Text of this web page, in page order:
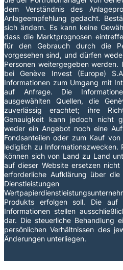
dem Verständnis des
Anlageempfehlung gedacht.
sich ändern. Es kann keine
dass die Marktprognosen
für den Gebrauch durch die
vorgesehen sind, und dürfen
Personen weitergegeben werden.
bei Genève Invest (Europe)
Informationen zum Umgang mit
auf Anfrage. Die
ausgewählten Quellen, die
zuverlässig erachtet; ihre
Genauigkeit kann jedoch nicht
weder ein Angebot noch eine
Fondsanteilen oder zum Kauf
lediglich zu Informationszwecken.
können sich von Land zu Land
auf dieser Website ersetzen
erforderliche Aufklärung über
Produkts erfolgen soll. Die auf
Informationen stellen
dar. Die steuerliche Behandlung
persönlichen Verhältnissen des
Änderungen unterliegen.